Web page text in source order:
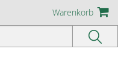
Warenkorb